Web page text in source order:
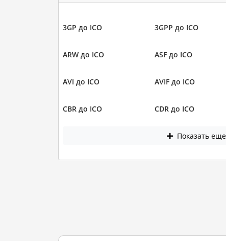
3GP до ICO 3GPP до ICO
ARW до ICO ASF до ICO
AVI до ICO AVIF до ICO
CBR до ICO CDR до ICO
Показать еще